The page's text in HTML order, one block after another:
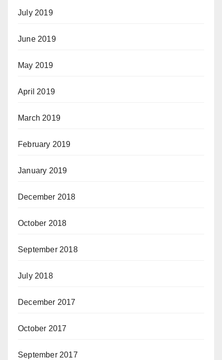
July 2019
June 2019
May 2019
April 2019
March 2019
February 2019
January 2019
December 2018
October 2018
September 2018
July 2018
December 2017
October 2017
September 2017